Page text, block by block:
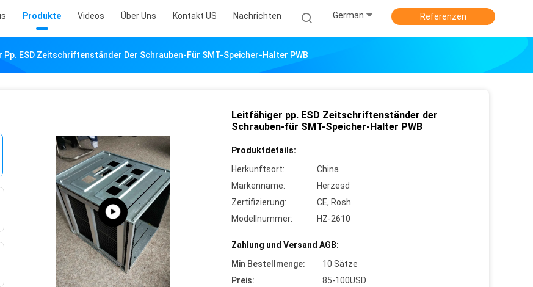
Produkte Videos Über Uns Kontakt US Nachrichten German Referenzen
Pp. ESD Zeitschriftenständer Der Schrauben-Für SMT-Speicher-Halter PWB
Leitfähiger pp. ESD Zeitschriftenständer der
Schrauben-für SMT-Speicher-Halter PWB
Produktdetails:
Herkunftsort:
China
Markenname:
Herzesd
Zertifizierung:
CE, Rosh
Modellnummer:
HZ-2610
Zahlung und Versand AGB:
Min Bestellmenge:
10 Sätze
Preis:
85-100USD